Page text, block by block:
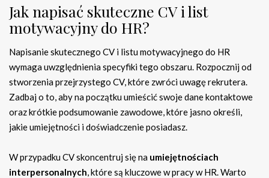
Jak napisać skuteczne CV i list
motywacyjny do HR?
Napisanie skutecznego CV i listu motywacyjnego do HR
wymaga uwzględnienia specyfiki tego obszaru. Rozpocznij od
stworzenia przejrzystego CV, które zwróci uwagę rekrutera.
Zadbaj o to, aby na początku umieścić swoje dane kontaktowe
oraz krótkie podsumowanie zawodowe, które jasno określi,
jakie umiejętności i doświadczenie posiadasz.
W przypadku CV skoncentruj się na umiejętnościach
interpersonalnych, które są kluczowe w pracy w HR. Warto